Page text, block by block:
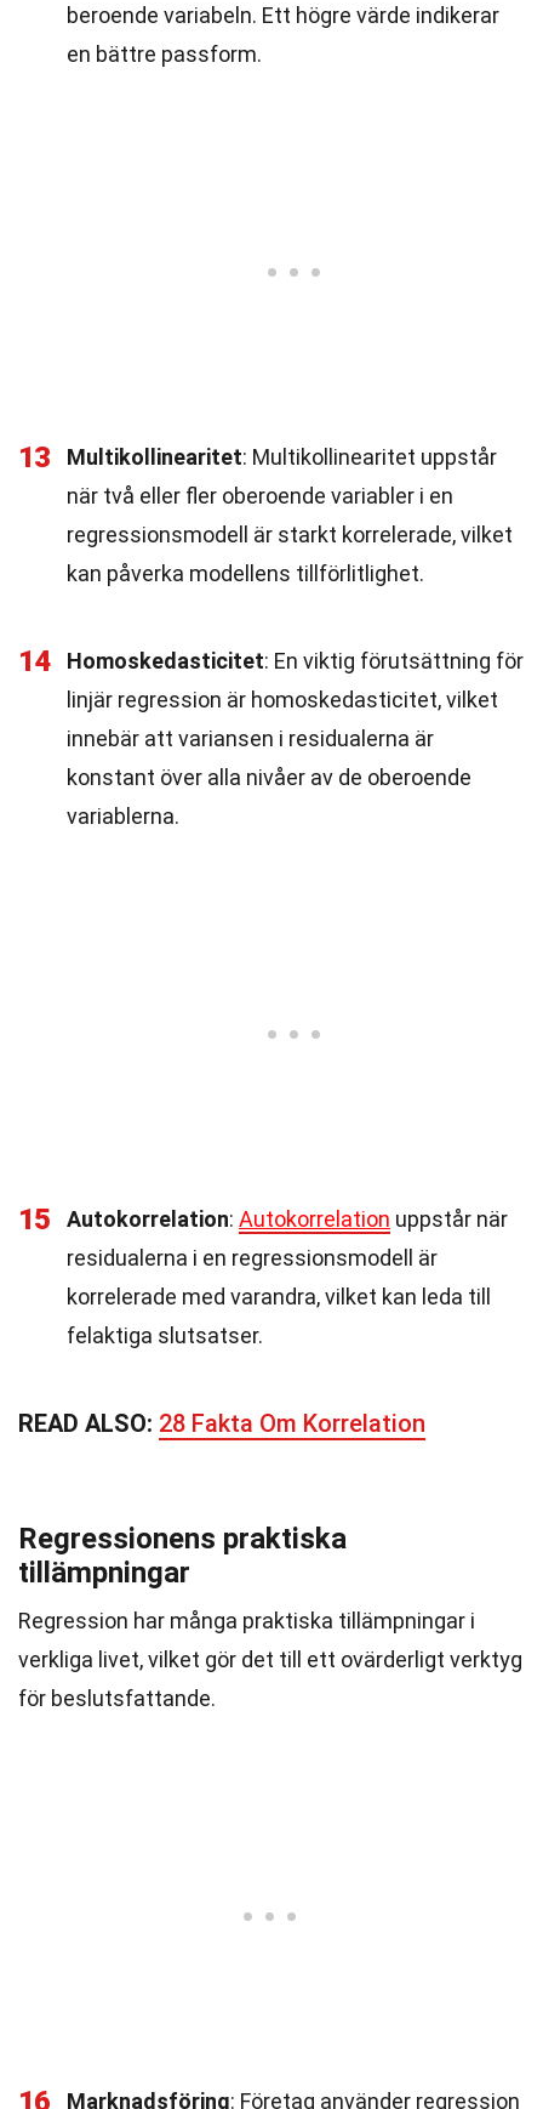
beroende variabeln. Ett högre värde indikerar
en bättre passform.
13 Multikollinearitet: Multikollinearitet uppstår
när två eller fler oberoende variabler i en
regressionsmodell är starkt korrelerade, vilket
kan påverka modellens tillförlitlighet.
14 Homoskedasticitet: En viktig förutsättning för
linjär regression är homoskedasticitet, vilket
innebär att variansen i residualerna är
konstant över alla nivåer av de oberoende
variablerna.
15 Autokorrelation: Autokorrelation uppstår när
residualerna i en regressionsmodell är
korrelerade med varandra, vilket kan leda till
felaktiga slutsatser.
READ ALSO: 28 Fakta Om Korrelation
Regressionens praktiska
tillämpningar
Regression har många praktiska tillämpningar i
verkliga livet, vilket gör det till ett ovärderligt verktyg
för beslutsfattande.
16 Marknadsföring: Företag använder regression